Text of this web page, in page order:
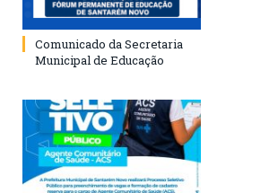
Comunicado da Secretaria
Municipal de Educação